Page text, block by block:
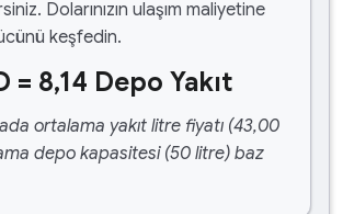
Dolarınızın ulaşım maliyetine
keşfedin.
= 8,14 Depo Yakıt
ortalama yakıt litre fiyatı (43,00
depo kapasitesi (50 litre) baz